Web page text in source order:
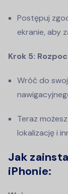
Postępuj
ekranie, aby
Krok 5:
Wróć do
Teraz
lokalizację i
Jak
iPhonie: